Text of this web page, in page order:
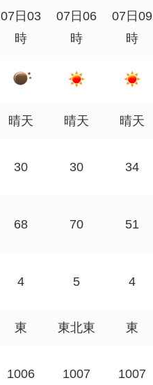
07日03
時
07日06
時
07日09
時
晴天 晴天 晴天
30 30 34
68 70 51
4 5 4
東 東北東 東
1006 1007 1007